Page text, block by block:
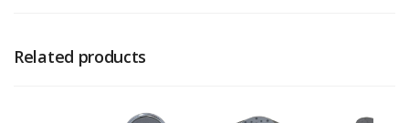
Related products